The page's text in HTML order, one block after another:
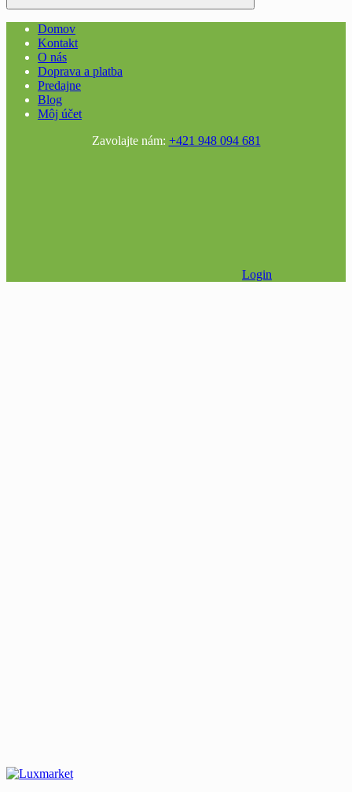
Domov
Kontakt
O nás
Doprava a platba
Predajne
Blog
Môj účet
Zavolajte nám: +421 948 094 681
Login